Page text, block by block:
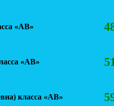
«АВ»
«АВ»
класса «АВ»